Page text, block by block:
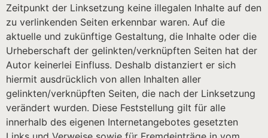
Zeitpunkt der Linksetzung keine illegalen Inhalte auf den
zu verlinkenden Seiten erkennbar waren. Auf die
aktuelle und zukünftige Gestaltung, die Inhalte oder die
Urheberschaft der gelinkten/verknüpften Seiten hat der
Autor keinerlei Einfluss. Deshalb distanziert er sich
hiermit ausdrücklich von allen Inhalten aller
gelinkten/verknüpften Seiten, die nach der Linksetzung
verändert wurden. Diese Feststellung gilt für alle
innerhalb des eigenen Internetangebotes gesetzten